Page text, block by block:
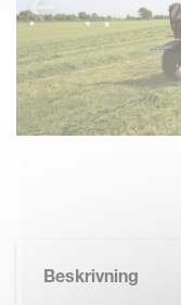
Beskrivning